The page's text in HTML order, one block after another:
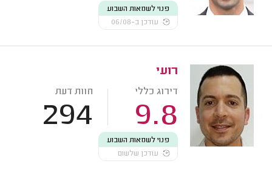
פנוי לשמאות השבוע
עודכן ב-06/08
רועי
דירוג כללי
9.8
חוות דעת
294
פנוי לשמאות השבוע
עודכן שלשום